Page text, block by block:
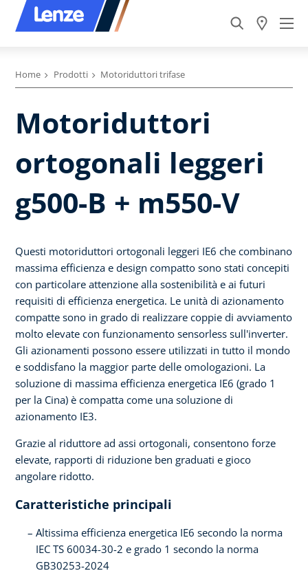
Home Prodotti Motoriduttori trifase
Motoriduttori
ortogonali leggeri
g500-B + m550-V
Questi motoriduttori ortogonali leggeri IE6 che combinano
massima efficienza e design compatto sono stati concepiti
con particolare attenzione alla sostenibilità e ai futuri
requisiti di efficienza energetica. Le unità di azionamento
compatte sono in grado di realizzare coppie di avviamento
molto elevate con funzionamento sensorless sull'inverter.
Gli azionamenti possono essere utilizzati in tutto il mondo
e soddisfano la maggior parte delle omologazioni. La
soluzione di massima efficienza energetica IE6 (grado 1
per la Cina) è compatta come una soluzione di
azionamento IE3.
Grazie al riduttore ad assi ortogonali, consentono forze
elevate, rapporti di riduzione ben graduati e gioco
angolare ridotto.
Caratteristiche principali
Altissima efficienza energetica IE6 secondo la norma
IEC TS 60034-30-2 e grado 1 secondo la norma
GB30253-2024